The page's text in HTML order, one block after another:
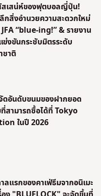
เสน่ห์ของฟุตบอลญี่ปุ่น!
ลึกสิ่งอำนวยความสะดวกใหม่
“blue-ing!” & รายงาน
ข่งขันกระชับมิตรระดับ
ชาติ
ดอันดับขนมของฝากยอด
สามารถซื้อได้ที่ Tokyo
ในปี 2026
ลแรกของคาเฟ่ธีมจากอนิเมะ